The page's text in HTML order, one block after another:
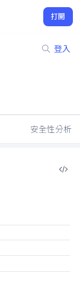
打開
登入
安全性分析